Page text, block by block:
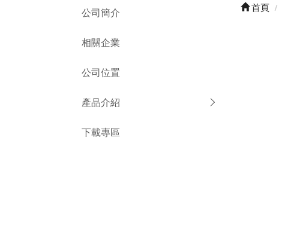
公司簡介
相關企業
公司位置
產品介紹
下載專區
首頁